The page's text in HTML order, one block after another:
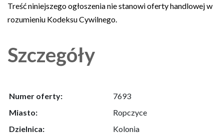
Treść niniejszego ogłoszenia nie stanowi oferty handlowej w
rozumieniu Kodeksu Cywilnego.
Szczegóły
Numer oferty:
7693
Miasto:
Ropczyce
Dzielnica:
Kolonia